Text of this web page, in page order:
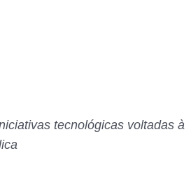
tecnológicas voltadas à